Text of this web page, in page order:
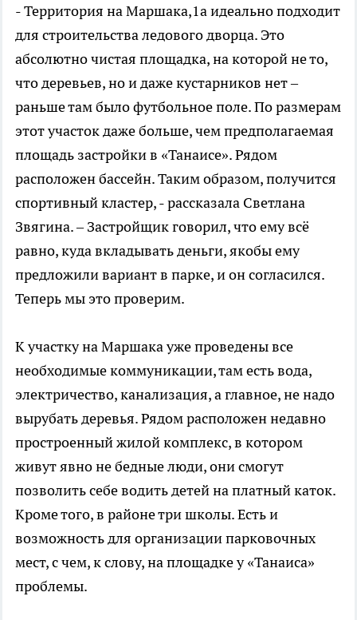
- Территория на Маршака,1а идеально подходит
для строительства ледового дворца. Это
абсолютно чистая площадка, на которой не то,
что деревьев, но и даже кустарников нет –
раньше там было футбольное поле. По размерам
этот участок даже больше, чем предполагаемая
площадь застройки в «Танаисе». Рядом
расположен бассейн. Таким образом, получится
спортивный кластер, - рассказала Светлана
Звягина. – Застройщик говорил, что ему всё
равно, куда вкладывать деньги, якобы ему
предложили вариант в парке, и он согласился.
Теперь мы это проверим.
К участку на Маршака уже проведены все
необходимые коммуникации, там есть вода,
электричество, канализация, а главное, не надо
вырубать деревья. Рядом расположен недавно
простроенный жилой комплекс, в котором
живут явно не бедные люди, они смогут
позволить себе водить детей на платный каток.
Кроме того, в районе три школы. Есть и
возможность для организации парковочных
мест, с чем, к слову, на площадке у «Танаиса»
проблемы.